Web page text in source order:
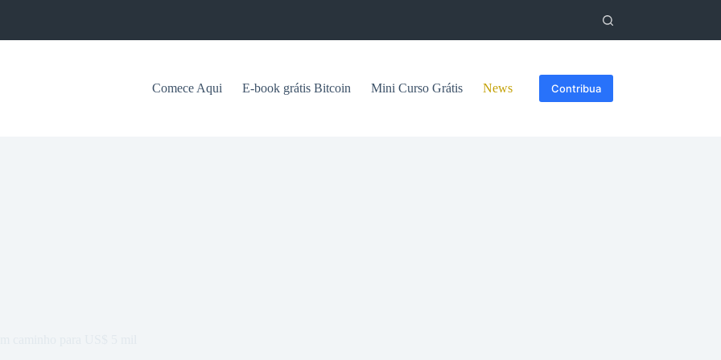
Comece Aqui E-book grátis Bitcoin Mini Curso Grátis News Contribua